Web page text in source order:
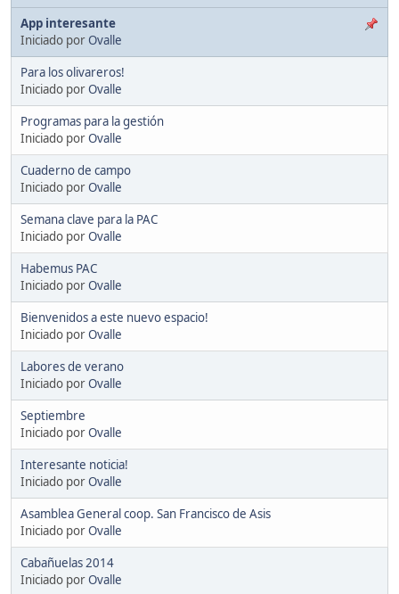
App interesante
Iniciado por Ovalle
Para los olivareros!
Iniciado porOvalle
Programas para la gestión
Iniciado porOvalle
Cuaderno de campo
Iniciado porOvalle
Semana clave para la PAC
Iniciado porOvalle
Habemus PAC
Iniciado porOvalle
Bienvenidos a este nuevo espacio!
Iniciado porOvalle
Labores de verano
Iniciado porOvalle
Septiembre
Iniciado porOvalle
Interesante noticia!
Iniciado porOvalle
Asamblea General coop. San Francisco de Asis
Iniciado porOvalle
Cabañuelas 2014
Iniciado porOvalle